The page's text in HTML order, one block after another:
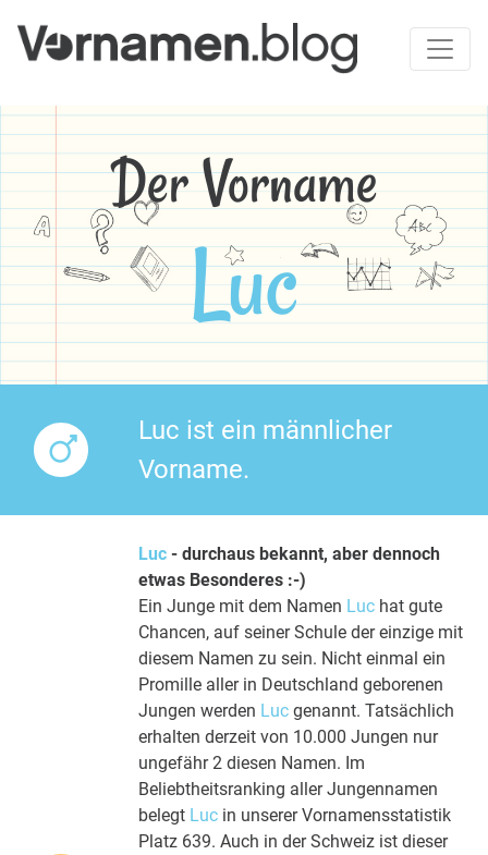
Der Vorname
Luc
Luc ist ein männlicher
Vorname.
Luc - durchaus bekannt, aber dennoch
etwas Besonderes :-)
Ein Junge mit dem Namen Luc hat gute
Chancen, auf seiner Schule der einzige mit
diesem Namen zu sein. Nicht einmal ein
Promille aller in Deutschland geborenen
Jungen werden Luc genannt. Tatsächlich
erhalten derzeit von 10.000 Jungen nur
ungefähr 2 diesen Namen. Im
Beliebtheitsranking aller Jungennamen
belegt Luc in unserer Vornamensstatistik
Platz 639. Auch in der Schweiz ist dieser